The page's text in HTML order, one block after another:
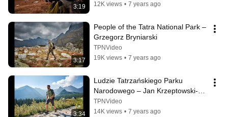
3:19
12K views • 7 years ago
3:17
People of the Tatra National Park –
Grzegorz Bryniarski
TPNVideo
19K views • 7 years ago
3:34
Ludzie Tatrzańskiego Parku
Narodowego – Jan Krzeptowski-
Sabała
TPNVideo
14K views • 7 years ago